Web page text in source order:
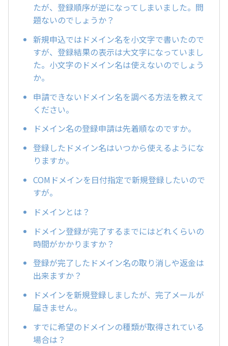
たが、登録順序が逆になってしまいました。問
題ないのでしょうか？
新規申込ではドメイン名を小文字で書いたので
すが、登録結果の表示は大文字になっていまし
た。小文字のドメイン名は使えないのでしょう
か。
申請できないドメイン名を調べる方法を教えて
ください。
ドメイン名の登録申請は先着順なのですか。
登録したドメイン名はいつから使えるようにな
りますか。
COMドメインを日付指定で新規登録したいので
すが。
ドメインとは？
ドメイン登録が完了するまでにはどれくらいの
時間がかかりますか？
登録が完了したドメイン名の取り消しや返金は
出来ますか？
ドメインを新規登録しましたが、完了メールが
届きません。
すでに希望のドメインの種類が取得されている
場合は？